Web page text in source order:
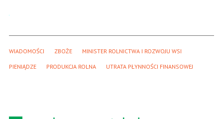
WIADOMOŚCI ZBOŻE MINISTER ROLNICTWA I ROZWOJU WSI
PIENIĄDZE PRODUKCJA ROLNA UTRATA PŁYNNOŚCI FINANSOWEJ